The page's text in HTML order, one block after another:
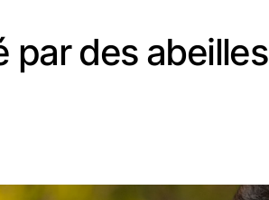
par des abeilles